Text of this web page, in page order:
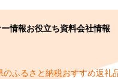
情報お役立ち資料会社情報
ふるさと納税おすすめ返礼